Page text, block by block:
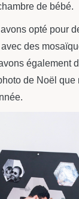
de bébé.
opté pour
des
également
de Noël que